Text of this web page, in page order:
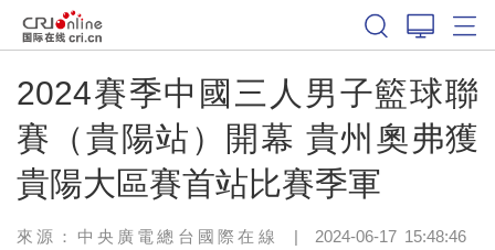
2024賽季中國三人男子籃球聯
賽（貴陽站）開幕 貴州奧弗獲
貴陽大區賽首站比賽季軍
來源：中央廣電總台國際在線 | 2024-06-17 15:48:46